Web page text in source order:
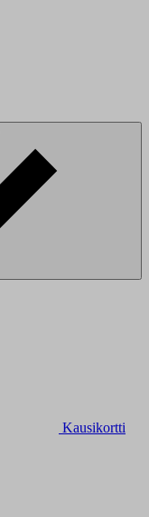
Kausikortti